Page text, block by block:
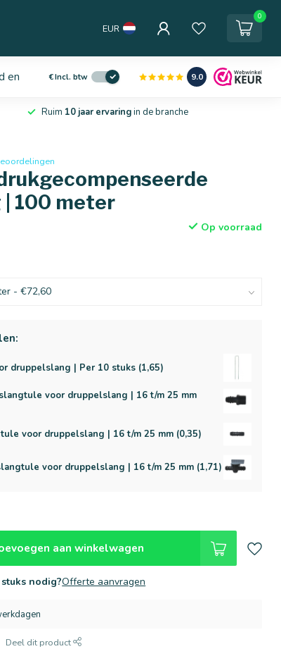
EUR
0
en service
€Incl. btw 9.0
Ruim 10 jaar ervaringin de branche
100 meter
Op voorraad
druppelslang | Per 10 stuks (1,65)
voor druppelslang | 16 t/m 25 mm
voor druppelslang | 16 t/m 25 mm (0,35)
voor druppelslang | 16 t/m 25 mm (1,71)
aan winkelwagen
nodig?Offerte aanvragen
Deel dit product